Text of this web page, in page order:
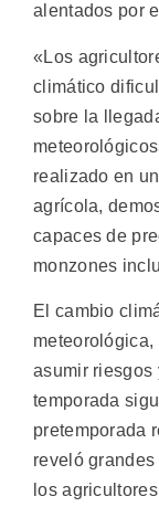
alentados por
«Los
climático
sobre la
realizado en
agrícola,
capaces de
monzones
El cambio
asumir riesgos
temporada
pretemporada
reveló
los